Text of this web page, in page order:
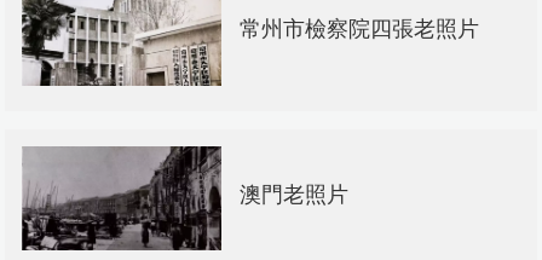
常州市檢察院四張老照片
澳門老照片